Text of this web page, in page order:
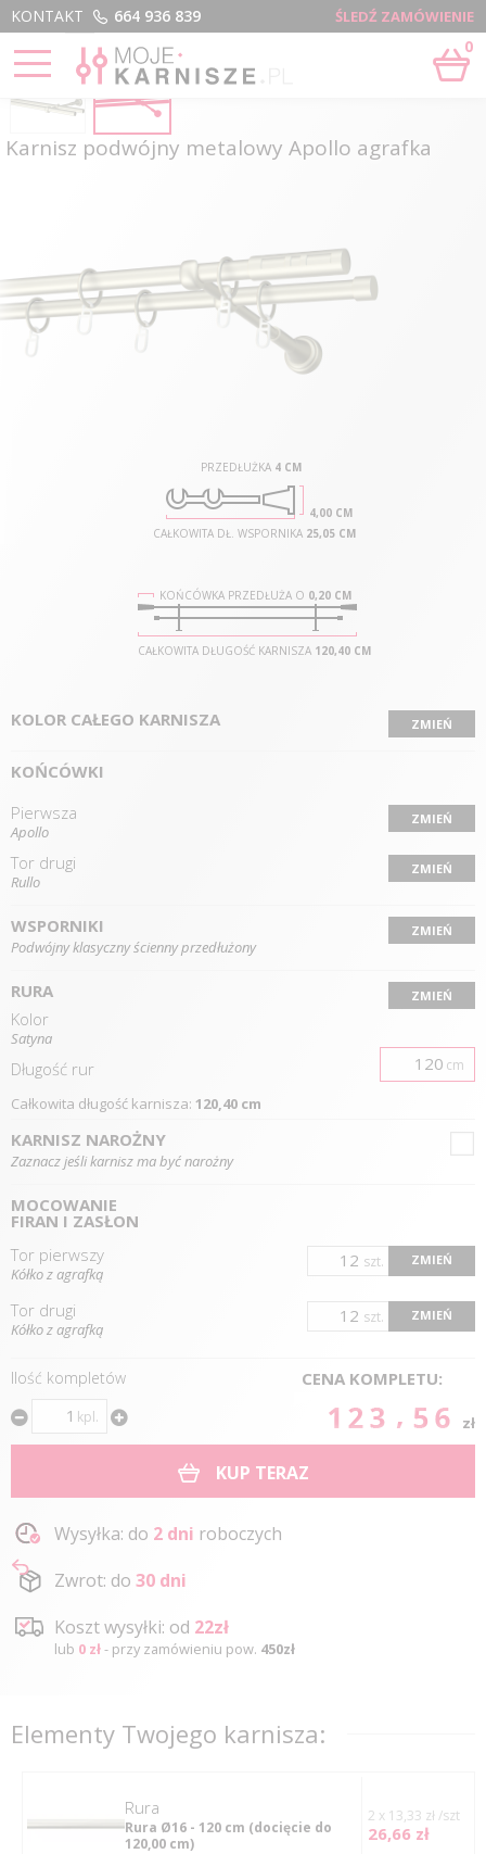
Menu
KONTAKT ŚLEDŹ ZAMÓWIENIE
664 936 839
0
Karnisz podwójny metalowy Apollo agrafka
KOŃCÓWKA PRZEDŁUŻA O 0,20 CM
CAŁKOWITA DŁUGOŚĆ KARNISZA 120,40 CM
PRZEDŁUŻKA 4 CM
4,00 CM
CAŁKOWITA DŁ. WSPORNIKA 25,05 CM
KOLOR CAŁEGO KARNISZA ZMIEŃ
KOŃCÓWKI
Pierwsza
Apollo
ZMIEŃ
Tor drugi
Rullo
ZMIEŃ
WSPORNIKI
Podwójny klasyczny ścienny przedłużony
ZMIEŃ
RURA ZMIEŃ
Kolor
Satyna
Długość rur cm
Całkowita długość karnisza: 120,40 cm
KARNISZ NAROŻNY
Zaznacz jeśli karnisz ma być narożny
MOCOWANIE
FIRAN I ZASŁON
Tor pierwszy
Kółko z agrafką
szt. ZMIEŃ
Tor drugi
Kółko z agrafką
szt. ZMIEŃ
Ilość kompletów
kpl.
CENA KOMPLETU:
123.56 zł
KUP TERAZ
Wysyłka: do 2 dni roboczych
Zwrot: do 30 dni
Koszt wysyłki: od 22zł
lub 0 zł- przy zamówieniu pow. 450zł
Elementy Twojego karnisza:
rura
Rura Ø16 - 120 cm (docięcie do
120,00 cm)
2 x 13,33 zł /szt
26,66 zł